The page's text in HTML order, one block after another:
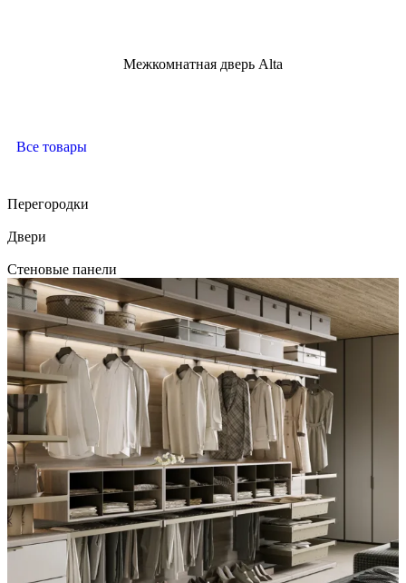
Межкомнатная дверь Alta
Все товары
Перегородки
Двери
Стеновые панели